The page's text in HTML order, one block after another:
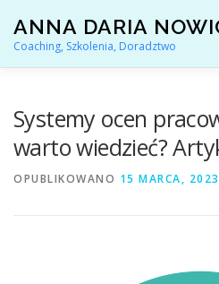
treści
ANNA DARIA
Coaching, Szkolenia, Doradztwo
Systemy ocen
warto wiedzieć?
OPUBLIKOWANO 15 MARCA, 2023